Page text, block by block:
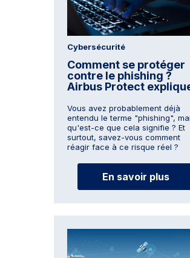
Cybersécurité
Comment se protéger
contre le phishing ?
Airbus Protect
Vous avez probablement déjà
entendu le terme "phishing",
qu'est-ce que cela signifie ? Et
surtout, savez-vous comment
réagir face à ce risque réel ?
En savoir plus